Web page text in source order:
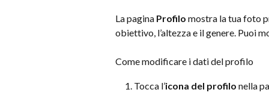
La pagina Profilo mostra la tua foto
obiettivo, l’altezza e il genere. Puoi
Come modificare i dati del profilo
Tocca l’icona del profilo nella